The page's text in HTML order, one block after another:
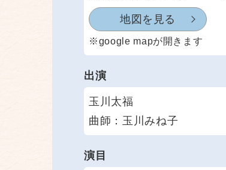
地図を見る
※google mapが開きます
出演
玉川太福
曲師：玉川みね子
演目